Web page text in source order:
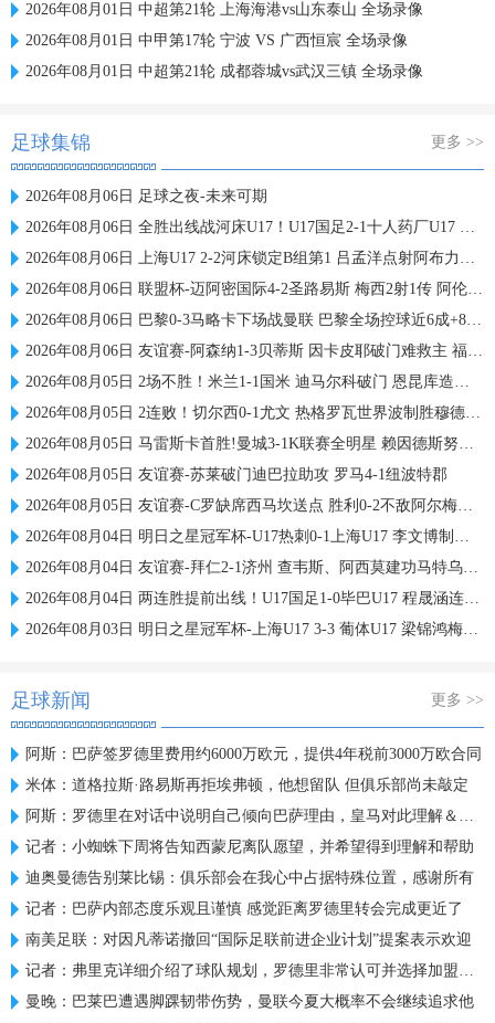
2026年08月01日 中超第21轮 上海海港vs山东泰山 全场录像
2026年08月01日 中甲第17轮 宁波 VS 广西恒宸 全场录像
2026年08月01日 中超第21轮 成都蓉城vs武汉三镇 全场录像
足球集锦 更多 >>
2026年08月06日 足球之夜-未来可期
2026年08月06日 全胜出线战河床U17！U17国足2-1十人药厂U17 赵松源登场1分钟传射
2026年08月06日 上海U17 2-2河床锁定B组第1 吕孟洋点射阿布力米破门 将战A组第2
2026年08月06日 联盟杯-迈阿密国际4-2圣路易斯 梅西2射1传 阿伦助攻戴帽
2026年08月06日 巴黎0-3马略卡下场战曼联 巴黎全场控球近6成+8射3正未果
2026年08月06日 友谊赛-阿森纳1-3贝蒂斯 因卡皮耶破门难救主 福纳尔斯1射2传
2026年08月05日 2场不胜！米兰1-1国米 迪马尔科破门 恩昆库造点+点射拉莫斯登场
2026年08月05日 2连败！切尔西0-1尤文 热格罗瓦世界波制胜穆德里克时隔614天复出
2026年08月05日 马雷斯卡首胜!曼城3-1K联赛全明星 赖因德斯努里破门塞梅尼奥助攻
2026年08月05日 友谊赛-苏莱破门迪巴拉助攻 罗马4-1纽波特郡
2026年08月05日 友谊赛-C罗缺席西马坎送点 胜利0-2不敌阿尔梅里亚
2026年08月04日 明日之星冠军杯-U17热刺0-1上海U17 李文博制胜球
2026年08月04日 友谊赛-拜仁2-1济州 查韦斯、阿西莫建功马特乌斯彩虹过人送助攻
2026年08月04日 两连胜提前出线！U17国足1-0毕巴U17 程晟涵连场破门赵松源中楣
2026年08月03日 明日之星冠军杯-上海U17 3-3 葡体U17 梁锦鸿梅开二度
足球新闻 更多 >>
阿斯：巴萨签罗德里费用约6000万欧元，提供4年税前3000万欧合同
米体：道格拉斯·路易斯再拒埃弗顿，他想留队 但俱乐部尚未敲定
阿斯：罗德里在对话中说明自己倾向巴萨理由，皇马对此理解＆祝好
记者：小蜘蛛下周将告知西蒙尼离队愿望，并希望得到理解和帮助
迪奥曼德告别莱比锡：俱乐部会在我心中占据特殊位置，感谢所有
记者：巴萨内部态度乐观且谨慎 感觉距离罗德里转会完成更近了
南美足联：对因凡蒂诺撤回“国际足联前进企业计划”提案表示欢迎
记者：弗里克详细介绍了球队规划，罗德里非常认可并选择加盟巴萨
曼晚：巴莱巴遭遇脚踝韧带伤势，曼联今夏大概率不会继续追求他